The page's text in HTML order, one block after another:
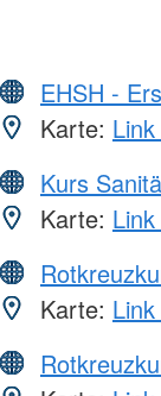
EHSH -
Karte:
Kurs
Karte:
Karte: